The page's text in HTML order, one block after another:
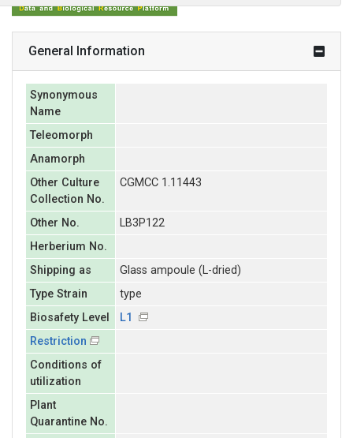
General Information
Synonymous
Name
Teleomorph
Anamorph
Other Culture
Collection No.
CGMCC 1.11443
Other No.
LB3P122
Herberium No.
Shipping as
Glass ampoule (L-dried)
Type Strain
type
Biosafety Level
L1
Restriction
Conditions of
utilization
Plant
Quarantine No.